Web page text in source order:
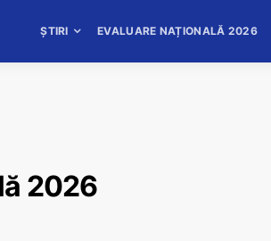
ȘTIRI EVALUARE NAȚIONALĂ 2026
2026